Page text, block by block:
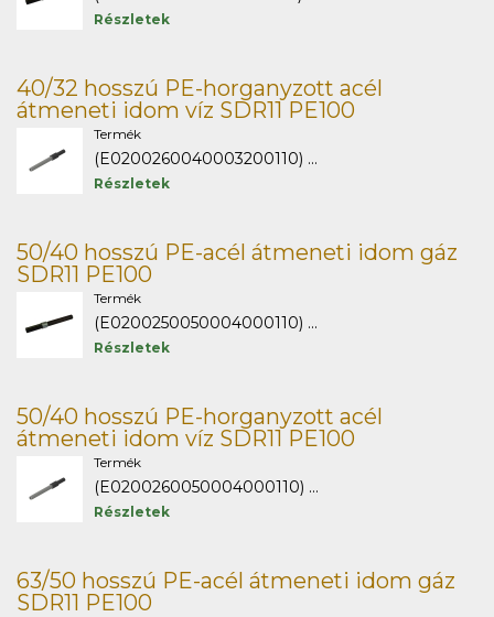
Részletek
40/32 hosszú PE-horganyzott acél
átmeneti idom víz SDR11 PE100
Termék
(E0200260040003200110) ...
Részletek
50/40 hosszú PE-acél átmeneti idom gáz
SDR11 PE100
Termék
(E0200250050004000110) ...
Részletek
50/40 hosszú PE-horganyzott acél
átmeneti idom víz SDR11 PE100
Termék
(E0200260050004000110) ...
Részletek
63/50 hosszú PE-acél átmeneti idom gáz
SDR11 PE100